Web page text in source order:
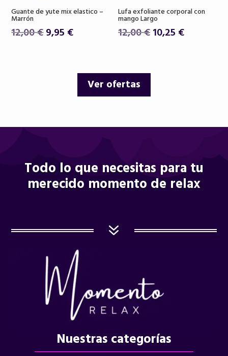
Guante de yute mix elastico –
Marrón
12,00€El
9,95 €El
es:
9,95 €.
Lufa exfoliante corporal con
mango Largo
12,00€El
10,25 €El
Ver ofertas
Todo lo que necesitas para tu
merecido momento de relax
7
Nuestras categorías